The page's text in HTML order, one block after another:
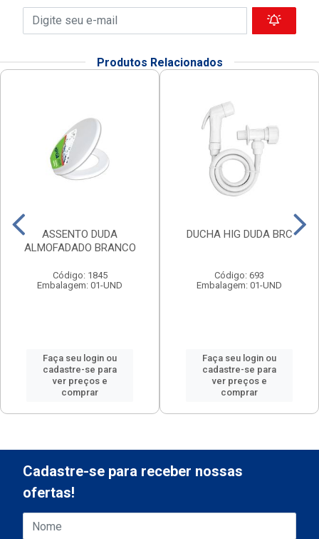
Produtos Relacionados
ASSENTO DUDA
ALMOFADADO BRANCO
Código: 1845
Embalagem: 01-UND
Faça seu login ou
cadastre-se para
ver preços e
comprar
DUCHA HIG DUDA BRC
Código: 693
Embalagem: 01-UND
Faça seu login ou
cadastre-se para
ver preços e
comprar
Cadastre-se para receber nossas
ofertas!